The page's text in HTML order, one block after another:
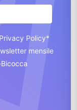
Policy*
mensile